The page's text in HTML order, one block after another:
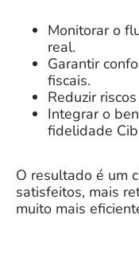
Monitorar o
real.
Garantir
fiscais.
Reduzir
Integrar o
fidelidade
O resultado é um
satisfeitos, mais
muito mais